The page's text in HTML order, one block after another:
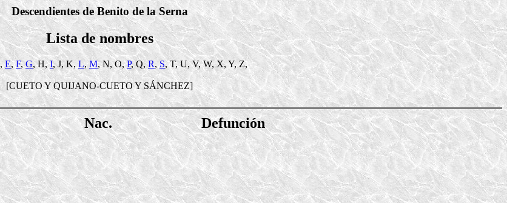
Descendientes de Benito de la Serna
Lista de nombres
,E,F,G, H,I, J, K, L,M, N, O,P, Q,R,S, T, U, V, W, X, Y, Z,
[CUETO Y QUIJANO-CUETO Y SÁNCHEZ]
Nac. Defunción